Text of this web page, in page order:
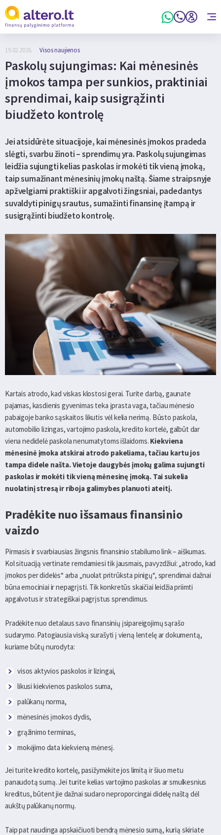
19.02.2026. Visos naujienos
Paskolų sujungimas: Kai mėnesinės
įmokos tampa per sunkios, praktiniai
sprendimai, kaip susigrąžinti
biudžeto kontrolę
Jei atsidūrėte situacijoje, kai mėnesinės įmokos pradeda
slėgti, svarbu žinoti – sprendimų yra. Paskolų sujungimas
leidžia sujungti kelias paskolas ir mokėti tik vieną įmoką,
taip sumažinant mėnesinių įmokų naštą. Šiame straipsnyje
apžvelgiami praktiški ir apgalvoti žingsniai, padedantys
suvaldyti pinigų srautus, sumažinti finansinę įtampą ir
susigrąžinti biudžeto kontrolę.
Kartais atrodo, kad viskas klostosi gerai. Turite darbą, gaunate
pajamas, kasdienis gyvenimas teka įprasta vaga, tačiau mėnesio
pabaigoje banko sąskaitos likutis vėl kelia nerimą. Būsto paskola,
automobilio lizingas, vartojimo paskola, kredito kortelė, galbūt dar
viena nedidelė paskola nenumatytoms išlaidoms. Kiekviena
mėnesinė įmoka atskirai atrodo pakeliama, tačiau kartu jos
tampa didele našta. Vietoje daugybės įmokų galima sujungti
paskolas ir mokėti tik vieną mėnesinę įmoką. Tai sukelia
nuolatinį stresą ir riboja galimybes planuoti ateitį.
Pradėkite nuo išsamaus finansinio
vaizdo
Pirmasis ir svarbiausias žingsnis finansinio stabilumo link – aiškumas.
Kol situaciją vertinate remdamiesi tik jausmais, pavyzdžiui: „atrodo, kad
įmokos per didelės“ arba „nuolat pritrūksta pinigų“, sprendimai dažnai
būna emociniai ir nepagrįsti. Tik konkretūs skaičiai leidžia priimti
apgalvotus ir strategiškai pagrįstus sprendimus.
Pradėkite nuo detalaus savo finansinių įsipareigojimų sąrašo
sudarymo. Patogiausia viską surašyti į vieną lentelę ar dokumentą,
kuriame būtų nurodyta:
visos aktyvios paskolos ir lizingai,
likusi kiekvienos paskolos suma,
palūkanų norma,
mėnesinės įmokos dydis,
grąžinimo terminas,
mokėjimo data kiekvieną mėnesį.
Jei turite kredito kortelę, pasižymėkite jos limitą ir šiuo metu
panaudotą sumą. Jei turite kelias vartojimo paskolas ar smulkesnius
kreditus, būtent jie dažnai sudaro neproporcingai didelę naštą dėl
aukštų palūkanų normų.
Taip pat naudinga apskaičiuoti bendrą mėnesio sumą, kurią skiriate